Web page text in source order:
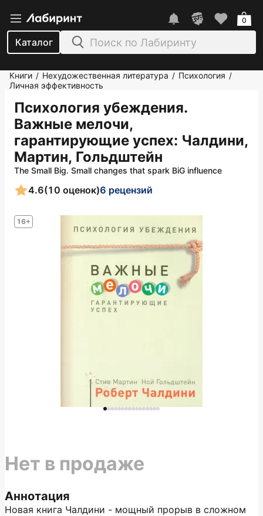
Каталог
0
Книги / Нехудожественная литература / Психология /
Личная эффективность
Психология убеждения.
Важные мелочи,
гарантирующие успех: Чалдини,
Мартин, Гольдштейн
The Small Big. Small changes that spark BiG influence
16+
4.6(10 оценок)6 рецензий
Аннотация
Новая книга Чалдини - мощный прорыв в сложном
Нет в продаже